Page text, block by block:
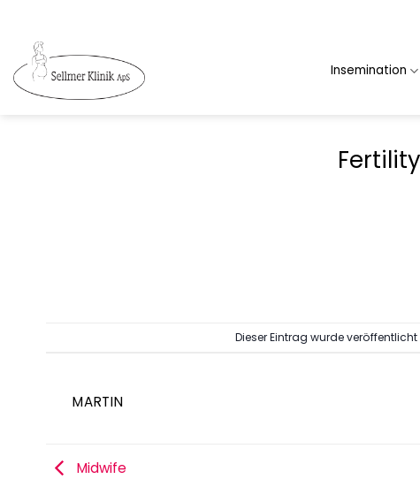
springen
Insemination
Dieser Eintrag wurde
MARTIN
Midwife